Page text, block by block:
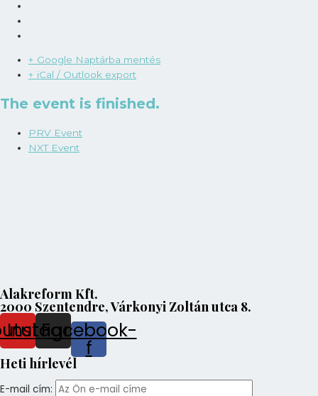
+ Google Naptárba mentés
+ iCal / Outlook export
The event is finished.
PRV Event
NXT Event
Alakreform Kft.
2000 Szentendre, Várkonyi Zoltán utca 8.
Instagram
Facebook-
f
Heti hírlevél
E-mail cím: